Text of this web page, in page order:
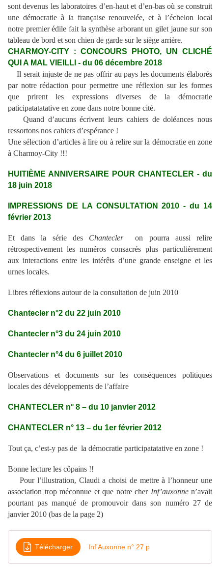
sont devenus les laboratoires d’en-haut et d’en-bas où se construit
une démocratie à la française renouvelée, et à l’échelon local
notre premier édile fait la synthèse arborant un gilet jaune sur son
tableau de bord et son chien de garde sur le siège arrière.
CHARMOY-CITY : CONCOURS PHOTO, UN CLICHÉ
QUI A MAL VIEILLI - du 06 décembre 2018
Il serait injuste de ne pas offrir au pays les documents élaborés
par notre rédaction pour permettre une réflexion sur les formes
que prirent les expressions diverses de la démocratie
paticipatatatative en zone dans notre bonne cité.
Quand d’aucuns écrivent leurs cahiers de doléances nous
ressortons nos cahiers d’espérance !
Une sélection d’articles à lire ou à relire sur la démocratie en zone
à Charmoy-City !!!
HUITIÈME ANNIVERSAIRE POUR CHANTECLER - du
18 juin 2018
IMPRESSIONS DE LA CONSULTATION 2010 - du 14
février 2013
Et dans la série des Chantecleron pourra aussi relire
rétrospectivement les numéros consacrés plus particulièrement
aux interactions entre les intérêts d’une grande enseigne et les
urnes locales.
Libres réflexions autour de la consultation de juin 2010
Chantecler n°2 du 22 juin 2010
Chantecler n°3 du 24 juin 2010
Chantecler n°4 du 6 juillet 2010
Observations et documents sur les conséquences politiques
locales des développements de l’affaire
CHANTECLER n° 8 – du 10 janvier 2012
CHANTECLER n° 13 – du 1er février 2012
Tout ça, c’est-y pas de la démocratie participatatative en zone !
Bonne lecture les côpains !!
Pour l’illustration, Claudi a choisi de mettre à l’honneur une
association trop méconnue et que notre cher Inf’auxonnen’avait
pourtant pas manqué de promouvoir dans son numéro 27 de
janvier 2010 (bas de la page 2)
Télécharger Inf'Auxonne n° 27 p